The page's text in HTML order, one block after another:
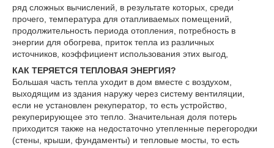
ряд сложных вычислений, в результате которых, среди
прочего, температура для отапливаемых помещений,
продолжительность периода отопления, потребность в
энергии для обогрева, приток тепла из различных
источников, коэффициент использования этих выгод,
КАК ТЕРЯЕТСЯ ТЕПЛОВАЯ ЭНЕРГИЯ?
Большая часть тепла уходит в дом вместе с воздухом,
выходящим из здания наружу через систему вентиляции,
если не установлен рекуператор, то есть устройство,
рекуперирующее это тепло. Значительная доля потерь
приходится также на недостаточно утепленные перегородки
(стены, крыши, фундаменты) и тепловые мосты, то есть